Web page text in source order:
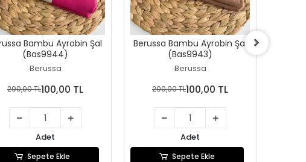
Ayrobin Şal
(Bas9944)
Berussa
200,00 TL100,00 TL
Adet
Sepete Ekle
Berussa Bambu Ayrobin Şal
(Bas9943)
Berussa
200,00 TL100,00 TL
Adet
Sepete Ekle